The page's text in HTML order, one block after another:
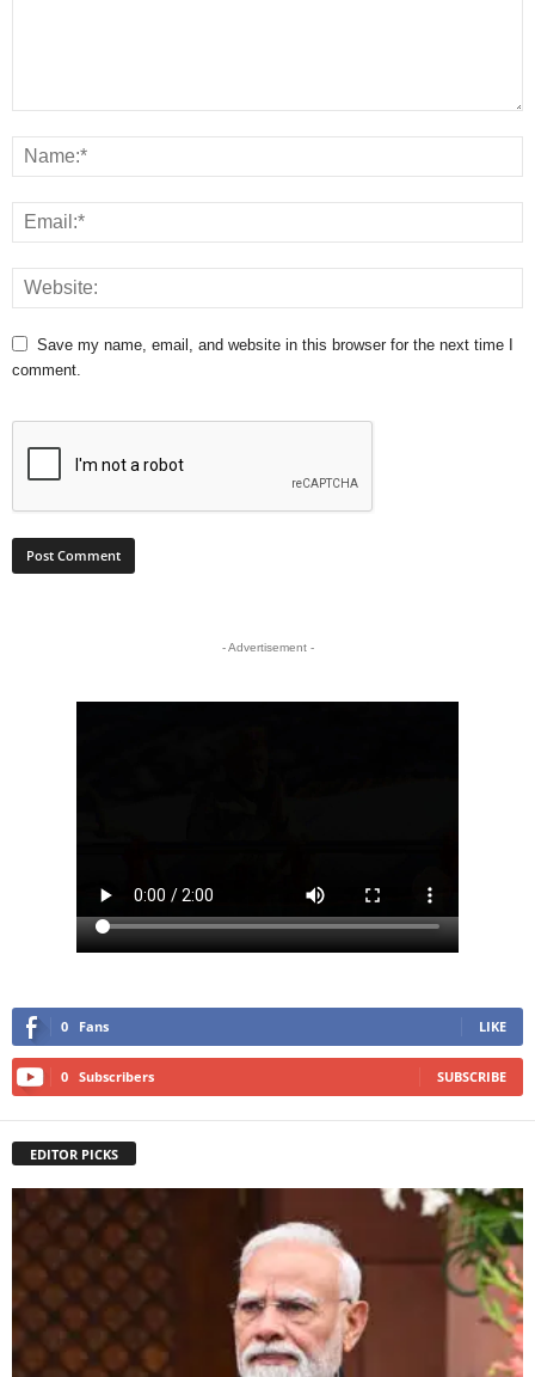
Save my name, email, and website in this browser for the next time I
comment.
- Advertisement -
0 Fans LIKE
0 Subscribers SUBSCRIBE
EDITOR PICKS